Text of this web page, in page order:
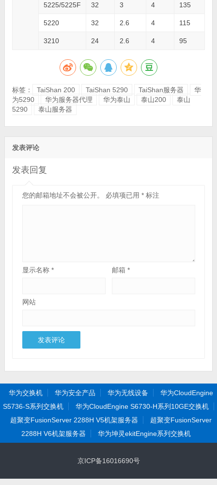
5225/5225F 32 3 4 135
5220 32 2.6 4 115
3210 24 2.6 4 95
标签： TaiShan 200 TaiShan 5290 TaiShan服务器
华
为5290
华为服务器代理 华为泰山 泰山200
泰山
5290
泰山服务器
发表评论
发表回复
您的邮箱地址不会被公开。 必填项已用 *标注
显示名称 * 邮箱*
网站
华为交换机 华为安全产品 华为无线设备
华为CloudEngine
S5736-S系列交换机
华为CloudEngine S6730-H系列10GE交换机
超聚变FusionServer 2288H V5机架服务器
超聚变FusionServer
2288H V6机架服务器
华为坤灵ekitEngine系列交换机
京ICP备16016690号